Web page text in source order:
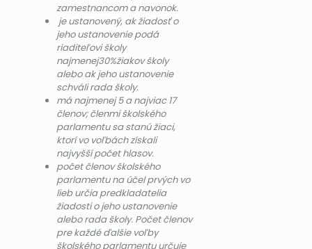
zamestnancom a navonok.
je ustanovený, ak žiadosť o
jeho ustanovenie podá
riaditeľovi školy
najmenej30%žiakov školy
alebo ak jeho ustanovenie
schváli rada školy.
má najmenej 5 a najviac 17
členov; členmi školského
parlamentu sa stanú žiaci,
ktorí vo voľbách získali
najvyšší počet hlasov.
počet členov školského
parlamentu na účel prvých vo
lieb určia predkladatelia
žiadosti o jeho ustanovenie
alebo rada školy. Počet členov
pre každé ďalšie voľby
školského parlamentu určuje